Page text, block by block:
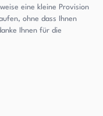
eine kleine Provision
ohne dass Ihnen
Ihnen für die